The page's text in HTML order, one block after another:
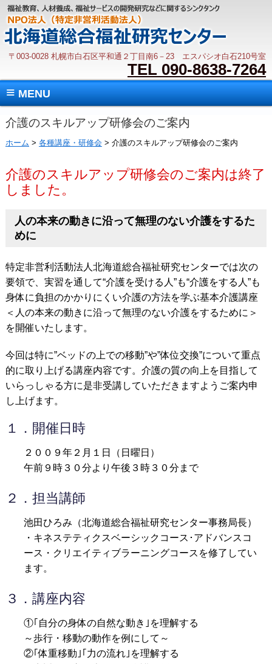
〒003-0028 札幌市白石区平和通２丁目南6－23 エスパシオ白石210号室
TEL 090-8638-7264
≡MENU
介護のスキルアップ研修会のご案内
ホーム > 各種講座・研修会 > 介護のスキルアップ研修会のご案内
介護のスキルアップ研修会のご案内は終了
しました。
人の本来の動きに沿って無理のない介護をするた
めに
特定非営利活動法人北海道総合福祉研究センターでは次の
要領で、実習を通して“介護を受ける人”も“介護をする人”も
身体に負担のかかりにくい介護の方法を学ぶ基本介護講座
＜人の本来の動きに沿って無理のない介護をするために＞
を開催いたします。
今回は特に”ベッドの上での移動”や”体位交換”について重点
的に取り上げる講座内容です。介護の質の向上を目指して
いらっしゃる方に是非受講していただきますようご案内申
し上げます。
１．開催日時
２００９年２月１日（日曜日）
午前９時３０分より午後３時３０分まで
２．担当講師
池田ひろみ（北海道総合福祉研究センター事務局長）
・キネステティクスベーシックコース･アドバンスコ
ース・クリエイティブラーニングコースを修了してい
ます。
３．講座内容
①｢自分の身体の自然な動き｣を理解する
～歩行・移動の動作を例にして～
②｢体重移動｣｢力の流れ｣を理解する